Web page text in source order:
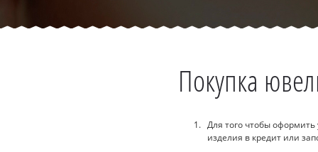
Покупка
Для того чтобы
изделия в кредит или